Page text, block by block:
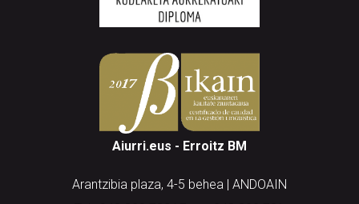
Aiurri.eus - Erroitz BM
Arantzibia plaza, 4-5 behea | ANDOAIN